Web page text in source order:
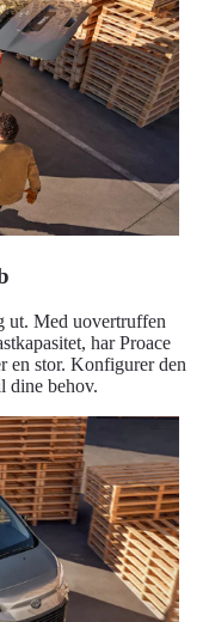
ut. Med uovertruffen
har Proace
en stor. Konfigurer den
dine behov.